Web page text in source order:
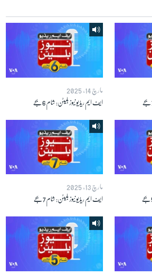
مارچ 14, 2025
ایف ایم ریڈیو نیوز بلیٹن: شام 6 بجے
مارچ 13, 2025
ایف ایم ریڈیو نیوز بلیٹن: شام 7 بجے